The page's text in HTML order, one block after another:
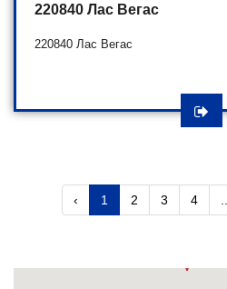
220840 Лас Вегас
220840 Лас Вегас
‹ 1 2 3 4